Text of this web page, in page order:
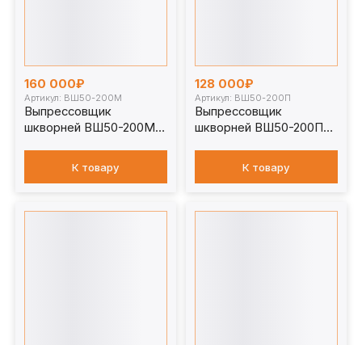
160 000₽
Артикул: ВШ50-200М
Выпрессовщик
шкворней ВШ50-200М с
К товару
128 000₽
Артикул: ВШ50-200П
Выпрессовщик
шкворней ВШ50-200П
К товару